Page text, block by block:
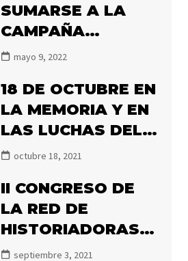
SUMARSE A LA
CAMPAÑA
#ILLANESALNACIO
mayo 9, 2022
18 DE OCTUBRE EN
LA MEMORIA Y EN
LAS LUCHAS DEL
PUEBLO.
octubre 18, 2021
II CONGRESO DE
LA RED DE
HISTORIADORAS
FEMINISTAS 2021
septiembre 3, 2021